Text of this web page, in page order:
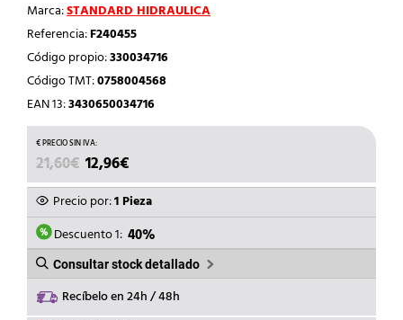
Marca:STANDARD HIDRAULICA
Referencia:F240455
Código propio:330034716
Código TMT:0758004568
EAN 13:3430650034716
21,60€ EL
PRECIO
ORIGINAL
ERA:
21,60€.
12,96€
PRECIO
ACTUAL
ES:
12,96€.
Precio por:1 Pieza
Descuento 1: 40%
Consultar stock detallado
Recíbelo en 24h / 48h